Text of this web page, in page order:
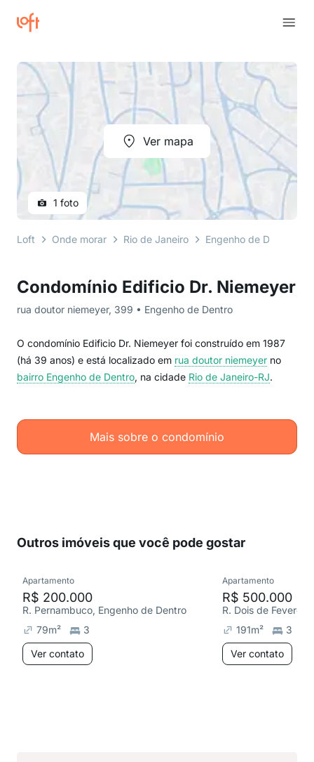
Condomínio Edificio Dr. Niemeyer
rua doutor niemeyer, 399 • Engenho de Dentro
O condomínio Edificio Dr. Niemeyer foi construído em 1987
(há 39 anos) e está localizado em rua doutor niemeyer no
bairro Engenho de Dentro, na cidade Rio de Janeiro-RJ.
Mais sobre o condomínio
Ver mapa
1 foto
Loft Onde morar Rio de Janeiro Engenho de Dentro
Outros imóveis que você pode gostar
Apartamento
R$ 200.000
R. Pernambuco, Engenho de Dentro
79m²
3
Ver contato
Apartamento
R$ 500.000
R. Dois de
191m²
3
Ver contato